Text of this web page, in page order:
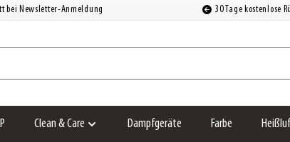
bei Newsletter-Anmeldung 30 Tage kostenlose
Clean & Care Dampfgeräte Farbe